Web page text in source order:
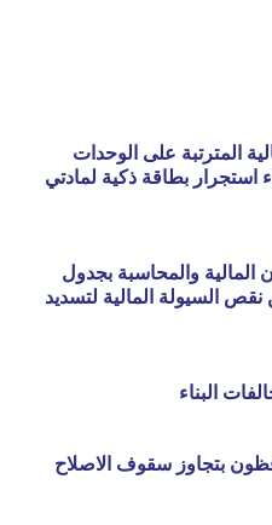
المترتبة على الوحدات
بطاقة ذكية لمادتي
والمحاسبة بجدول
نقص السيولة المالية لتسديد
البناء
بتجاوز سقوف الاصلاح